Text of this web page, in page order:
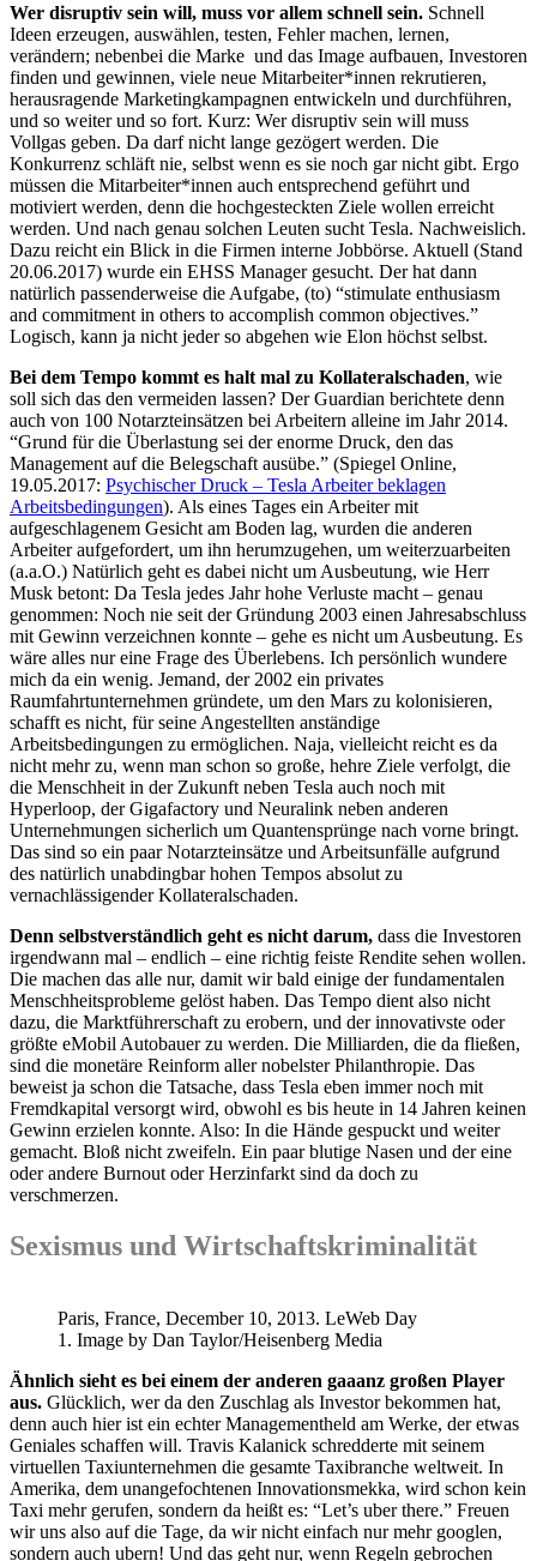
Wer disruptiv sein will, muss vor allem schnell sein. Schnell
Ideen erzeugen, auswählen, testen, Fehler machen, lernen,
verändern; nebenbei die Marke und das Image aufbauen, Investoren
finden und gewinnen, viele neue Mitarbeiter*innen rekrutieren,
herausragende Marketingkampagnen entwickeln und durchführen,
und so weiter und so fort. Kurz: Wer disruptiv sein will muss
Vollgas geben. Da darf nicht lange gezögert werden. Die
Konkurrenz schläft nie, selbst wenn es sie noch gar nicht gibt. Ergo
müssen die Mitarbeiter*innen auch entsprechend geführt und
motiviert werden, denn die hochgesteckten Ziele wollen erreicht
werden. Und nach genau solchen Leuten sucht Tesla. Nachweislich.
Dazu reicht ein Blick in die Firmen interne Jobbörse. Aktuell (Stand
20.06.2017) wurde ein EHSS Manager gesucht. Der hat dann
natürlich passenderweise die Aufgabe, (to) “stimulate enthusiasm
and commitment in others to accomplish common objectives.”
Logisch, kann ja nicht jeder so abgehen wie Elon höchst selbst.
Bei dem Tempo kommt es halt mal zu Kollateralschaden, wie
soll sich das den vermeiden lassen? Der Guardian berichtete denn
auch von 100 Notarzteinsätzen bei Arbeitern alleine im Jahr 2014.
“Grund für die Überlastung sei der enorme Druck, den das
Management auf die Belegschaft ausübe.” (Spiegel Online,
19.05.2017: Psychischer Druck – Tesla Arbeiter beklagen
Arbeitsbedingungen). Als eines Tages ein Arbeiter mit
aufgeschlagenem Gesicht am Boden lag, wurden die anderen
Arbeiter aufgefordert, um ihn herumzugehen, um weiterzuarbeiten
(a.a.O.) Natürlich geht es dabei nicht um Ausbeutung, wie Herr
Musk betont: Da Tesla jedes Jahr hohe Verluste macht – genau
genommen: Noch nie seit der Gründung 2003 einen Jahresabschluss
mit Gewinn verzeichnen konnte – gehe es nicht um Ausbeutung. Es
wäre alles nur eine Frage des Überlebens. Ich persönlich wundere
mich da ein wenig. Jemand, der 2002 ein privates
Raumfahrtunternehmen gründete, um den Mars zu kolonisieren,
schafft es nicht, für seine Angestellten anständige
Arbeitsbedingungen zu ermöglichen. Naja, vielleicht reicht es da
nicht mehr zu, wenn man schon so große, hehre Ziele verfolgt, die
die Menschheit in der Zukunft neben Tesla auch noch mit
Hyperloop, der Gigafactory und Neuralink neben anderen
Unternehmungen sicherlich um Quantensprünge nach vorne bringt.
Das sind so ein paar Notarzteinsätze und Arbeitsunfälle aufgrund
des natürlich unabdingbar hohen Tempos absolut zu
vernachlässigender Kollateralschaden.
Denn selbstverständlich geht es nicht darum, dass die Investoren
irgendwann mal – endlich – eine richtig feiste Rendite sehen wollen.
Die machen das alle nur, damit wir bald einige der fundamentalen
Menschheitsprobleme gelöst haben. Das Tempo dient also nicht
dazu, die Marktführerschaft zu erobern, und der innovativste oder
größte eMobil Autobauer zu werden. Die Milliarden, die da fließen,
sind die monetäre Reinform aller nobelster Philanthropie. Das
beweist ja schon die Tatsache, dass Tesla eben immer noch mit
Fremdkapital versorgt wird, obwohl es bis heute in 14 Jahren keinen
Gewinn erzielen konnte. Also: In die Hände gespuckt und weiter
gemacht. Bloß nicht zweifeln. Ein paar blutige Nasen und der eine
oder andere Burnout oder Herzinfarkt sind da doch zu
verschmerzen.
Sexismus und Wirtschaftskriminalität
Paris, France, December 10, 2013. LeWeb Day
1. Image by Dan Taylor/Heisenberg Media
Ähnlich sieht es bei einem der anderen gaaanz großen Player
aus. Glücklich, wer da den Zuschlag als Investor bekommen hat,
denn auch hier ist ein echter Managementheld am Werke, der etwas
Geniales schaffen will. Travis Kalanick schredderte mit seinem
virtuellen Taxiunternehmen die gesamte Taxibranche weltweit. In
Amerika, dem unangefochtenen Innovationsmekka, wird schon kein
Taxi mehr gerufen, sondern da heißt es: “Let’s uber there.” Freuen
wir uns also auf die Tage, da wir nicht einfach nur mehr googlen,
sondern auch ubern! Und das geht nur, wenn Regeln gebrochen